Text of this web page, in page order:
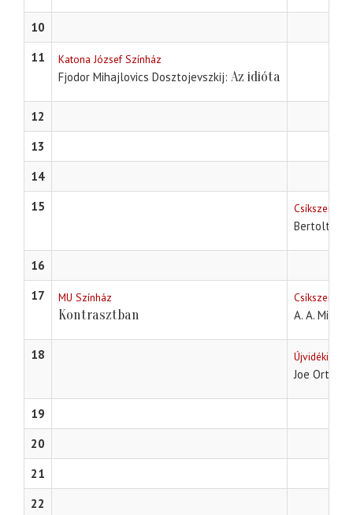
10
11
Katona József Színház
Fjodor Mihajlovics Dosztojevszkij Az idióta
12
13
14
15
Bertolt
16
17
MU Színház
Kontrasztban A. A. Milne
18 Újvidéki
Joe Orton
19
20
21
22